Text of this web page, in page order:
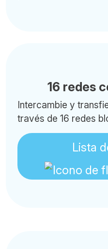
16 redes
Intercambie y
través de 16 redes
Lista